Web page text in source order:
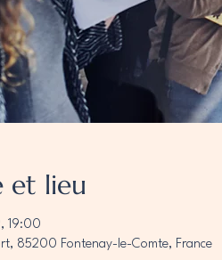
et lieu
19:00
85200 Fontenay-le-Comte, France